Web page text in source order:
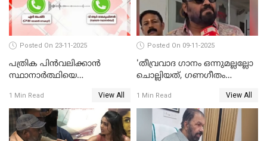
Posted On 23-11-2025
പത്രിക പിന്‍വലിക്കാന്‍
സ്ഥാനാര്‍ത്ഥിയെ
WATCH VIDEO
1 Min Read View All
Posted On 09-11-2025
'തീവ്രവാദ ഗാനം ഒന്നുമല്ലല്ലോ
ചൊല്ലിയത്, ഗണഗീതം
ഭാഗം'; സുരേഷ് ഗോപി WATCH
VIDEO
1 Min Read View All